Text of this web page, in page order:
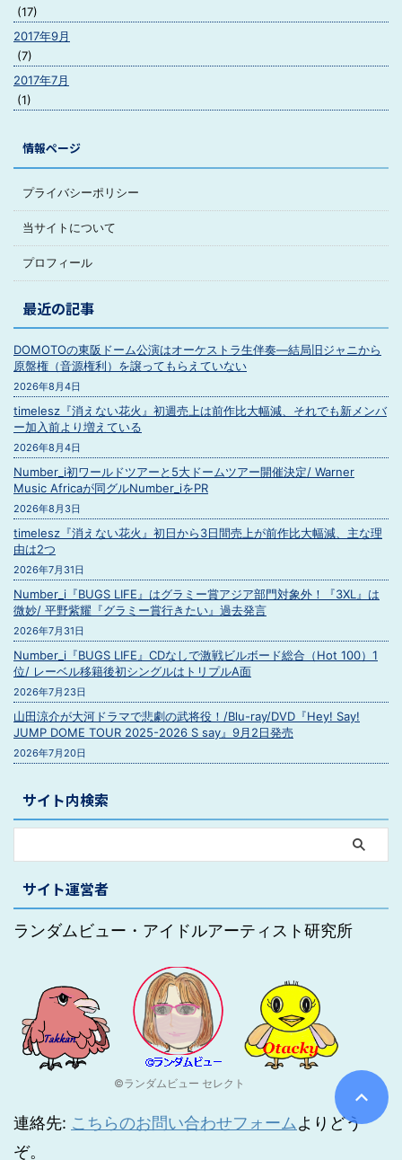
(17)
2017年9月
(7)
2017年7月
(1)
情報ページ
プライバシーポリシー
当サイトについて
プロフィール
最近の記事
DOMOTOの東阪ドーム公演はオーケストラ生伴奏―結局旧ジャニから
原盤権（音源権利）を譲ってもらえていない
2026年8月4日
timelesz『消えない花火』初週売上は前作比大幅減、それでも新メンバ
ー加入前より増えている
2026年8月4日
Number_i初ワールドツアーと5大ドームツアー開催決定/ Warner
Music Africaが同グルNumber_iをPR
2026年8月3日
timelesz『消えない花火』初日から3日間売上が前作比大幅減、主な理
由は2つ
2026年7月31日
Number_i『BUGS LIFE』はグラミー賞アジア部門対象外！『3XL』は
微妙/ 平野紫耀『グラミー賞行きたい』過去発言
2026年7月31日
Number_i『BUGS LIFE』CDなしで激戦ビルボード総合（Hot 100）1
位/ レーベル移籍後初シングルはトリプルA面
2026年7月23日
山田涼介が大河ドラマで悲劇の武将役！/Blu-ray/DVD『Hey! Say!
JUMP DOME TOUR 2025-2026 S say』9月2日発売
2026年7月20日
サイト内検索
サイト運営者
ランダムビュー・アイドルアーティスト研究所
©ランダムビュー セレクト
連絡先: こちらのお問い合わせフォームよりどう
ぞ。